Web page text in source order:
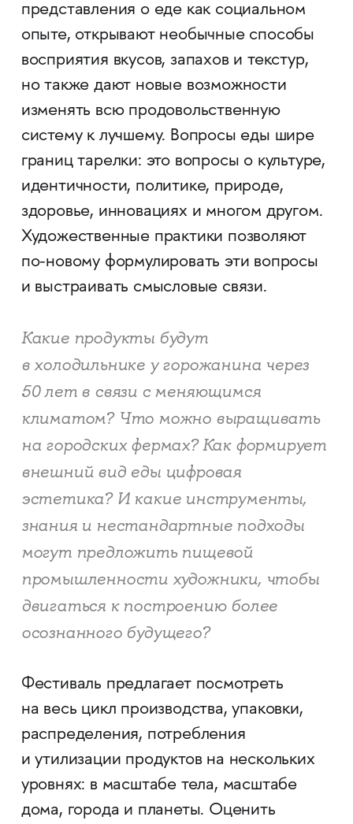
представления о еде как социальном
опыте, открывают необычные способы
восприятия вкусов, запахов и текстур,
но также дают новые возможности
изменять всю продовольственную
систему к лучшему. Вопросы еды шире
границ тарелки: это вопросы о культуре,
идентичности, политике, природе,
здоровье, инновациях и многом другом.
Художественные практики позволяют
по-новому формулировать эти вопросы
и выстраивать смысловые связи.
Какие продукты будут
в холодильнике у горожанина через
50 лет в связи с меняющимся
климатом? Что можно выращивать
на городских фермах? Как формирует
внешний вид еды цифровая
эстетика? И какие инструменты,
знания и нестандартные подходы
могут предложить пищевой
промышленности художники, чтобы
двигаться к построению более
осознанного будущего?
Фестиваль предлагает посмотреть
на весь цикл производства, упаковки,
распределения, потребления
и утилизации продуктов на нескольких
уровнях: в масштабе тела, масштабе
дома, города и планеты. Оценить